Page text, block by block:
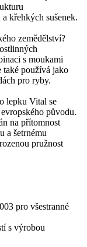
křehkých sušenek.
zemědělství?
s moukami
také používá jako
pro ryby.
lepku Vital se
původu.
na přítomnost
a šetrnému
pružnost
pro všestranné
s výrobou